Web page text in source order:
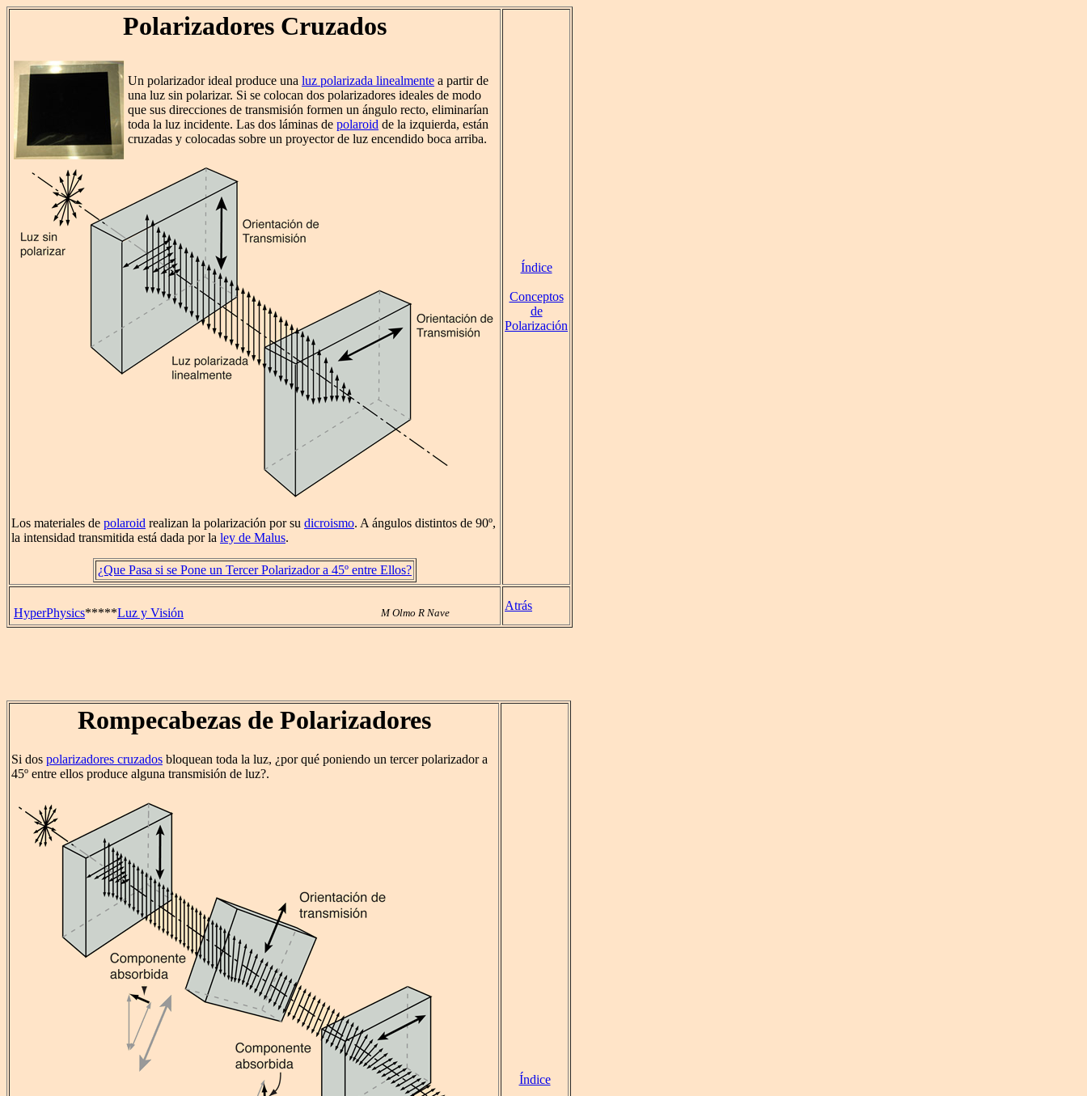
Polarizadores Cruzados
Un polarizador ideal produce una luz polarizada linealmente a partir de
una luz sin polarizar. Si se colocan dos polarizadores ideales de modo
que sus direcciones de transmisión formen un ángulo recto, eliminarían
toda la luz incidente. Las dos láminas de polaroid de la izquierda, están
cruzadas y colocadas sobre un proyector de luz encendido boca arriba.
Los materiales de polaroid realizan la polarización por su dicroismo. A ángulos distintos de 90º,
la intensidad transmitida está dada por la ley de Malus.
¿Que Pasa si se Pone un Tercer Polarizador a 45º entre Ellos?
Índice
Conceptos
de
Polarización
HyperPhysics*****Luz y Visión M Olmo R Nave
Atrás
Rompecabezas de Polarizadores
Si dos polarizadores cruzados bloquean toda la luz, ¿por qué poniendo un tercer polarizador a
45º entre ellos produce alguna transmisión de luz?.
Índice